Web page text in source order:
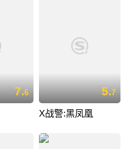
7.6 5.7
X战警:黑凤凰